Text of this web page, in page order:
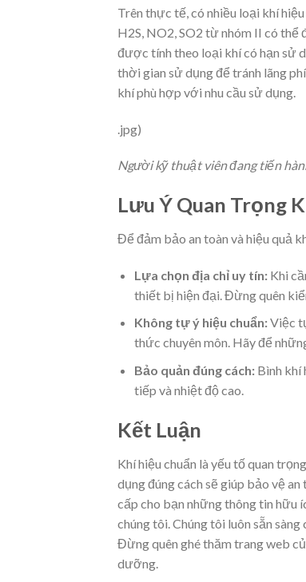
Trên thực tế, có nhiều loại khí
H2S, NO2, SO2 từ nhóm II có thể
được tính theo loại khí có hạn sử
thời gian sử dụng để tránh lãng
khí phù hợp với nhu cầu sử dụng.
.jpg)
Người kỹ thuật viên đang tiến
Lưu Ý Quan Trọng
Để đảm bảo an toàn và hiệu quả
Lựa chọn địa chỉ uy tín:Khi
thiết bị hiện đại. Đừng quên
Không tự ý hiệu chuẩn:Việc
thức chuyên môn. Hãy để
Bảo quản đúng cách:Bình khí
tiếp và nhiệt độ cao.
Kết Luận
Khí hiệu chuẩn là yếu tố quan
dụng đúng cách sẽ giúp bảo vệ
cấp cho bạn những thông tin hữu
chúng tôi. Chúng tôi luôn sẵn
Đừng quên ghé thăm trang web
dưỡng.